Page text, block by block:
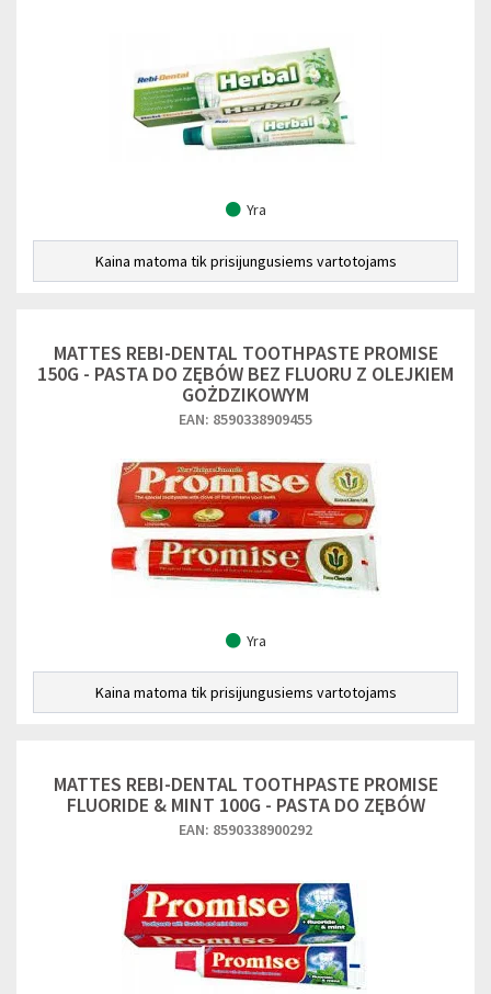
Yra
Kaina matoma tik prisijungusiems vartotojams
MATTES REBI-DENTAL TOOTHPASTE PROMISE
150G - PASTA DO ZĘBÓW BEZ FLUORU Z OLEJKIEM
GOŻDZIKOWYM
EAN: 8590338909455
Yra
Kaina matoma tik prisijungusiems vartotojams
MATTES REBI-DENTAL TOOTHPASTE PROMISE
FLUORIDE & MINT 100G - PASTA DO ZĘBÓW
EAN: 8590338900292